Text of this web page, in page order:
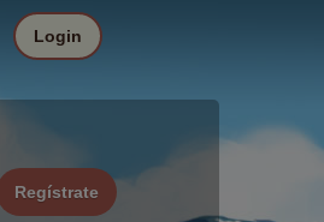
Regístrate
Login